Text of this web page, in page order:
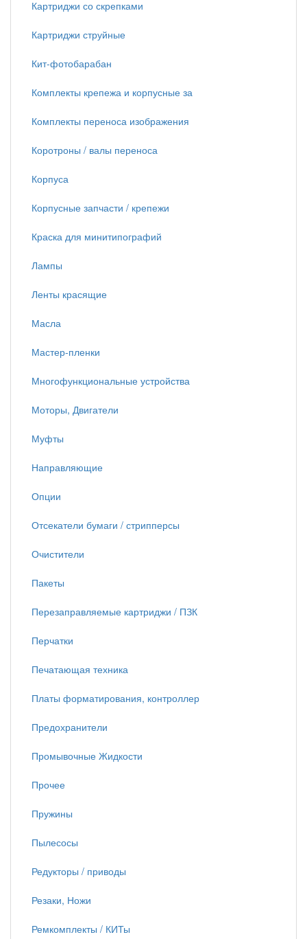
Картриджи со скрепками
Картриджи струйные
Кит-фотобарабан
Комплекты крепежа и корпусные за
Комплекты переноса изображения
Коротроны / валы переноса
Корпуса
Корпусные запчасти / крепежи
Краска для минитипографий
Лампы
Ленты красящие
Масла
Мастер-пленки
Многофункциональные устройства
Моторы, Двигатели
Муфты
Направляющие
Опции
Отсекатели бумаги / стрипперсы
Очистители
Пакеты
Перезаправляемые картриджи / ПЗК
Перчатки
Печатающая техника
Платы форматирования, контроллер
Предохранители
Промывочные Жидкости
Прочее
Пружины
Пылесосы
Редукторы / приводы
Резаки, Ножи
Ремкомплекты / КИТы